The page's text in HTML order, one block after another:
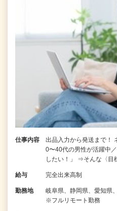
仕事内容
出品入力から発送まで！
0〜40代の男性が活躍中
したい！」 ⇒そんな〈目
給与 完全出来高制
勤務地
岐阜県、静岡県、愛知県
※フルリモート勤務